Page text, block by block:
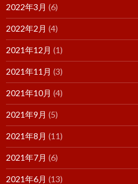
2022年3月 (6)
2022年2月 (4)
2021年12月 (1)
2021年11月 (3)
2021年10月 (4)
2021年9月 (5)
2021年8月 (11)
2021年7月 (6)
2021年6月 (13)